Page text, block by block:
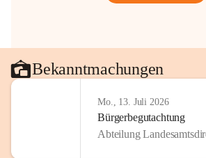
Bekanntmachungen
Mo., 13. Juli 2026
Bürgerbegutachtung
Abteilung